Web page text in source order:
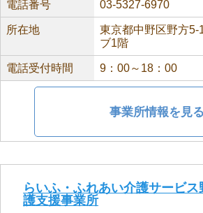
電話番号 03-5327-6970
所在地
東京都中野区野方
ブ1階
電話受付時間 9：00～18：00
事業所情報を見る
らいふ・ふれあい介護サービ
護支援事業所